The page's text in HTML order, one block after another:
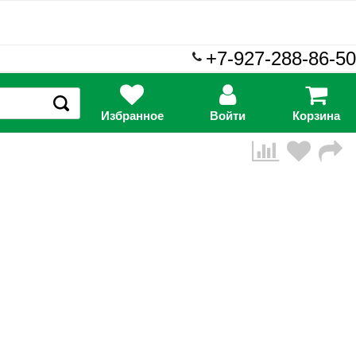
+7-927-288-86-50
Избранное Войти Корзина